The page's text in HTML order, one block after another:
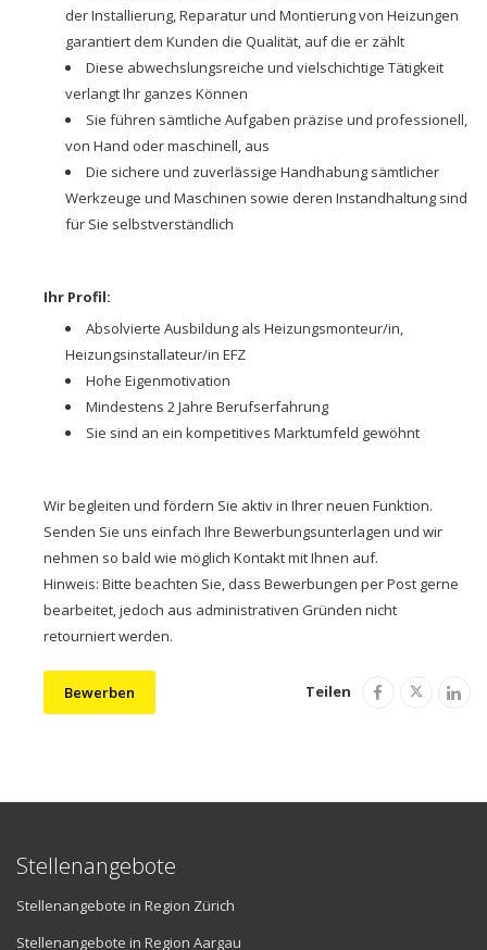
der Installierung, Reparatur und Montierung von Heizungen
garantiert dem Kunden die Qualität, auf die er zählt
Diese abwechslungsreiche und vielschichtige Tätigkeit
verlangt Ihr ganzes Können
Sie führen sämtliche Aufgaben präzise und professionell,
von Hand oder maschinell, aus
Die sichere und zuverlässige Handhabung sämtlicher
Werkzeuge und Maschinen sowie deren Instandhaltung sind
für Sie selbstverständlich
Ihr Profil:
Absolvierte Ausbildung als Heizungsmonteur/in,
Heizungsinstallateur/in EFZ
Hohe Eigenmotivation
Mindestens 2 Jahre Berufserfahrung
Sie sind an ein kompetitives Marktumfeld gewöhnt
Wir begleiten und fördern Sie aktiv in Ihrer neuen Funktion.
Senden Sie uns einfach Ihre Bewerbungsunterlagen und wir
nehmen so bald wie möglich Kontakt mit Ihnen auf.
Hinweis: Bitte beachten Sie, dass Bewerbungen per Post gerne
bearbeitet, jedoch aus administrativen Gründen nicht
retourniert werden.
Bewerben Teilen
Stellenangebote
Stellenangebote in Region Zürich
Stellenangebote in Region Aargau